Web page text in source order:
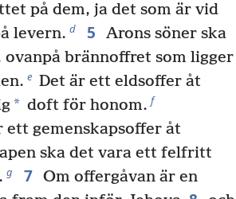
på dem, ja det som är vid
levern. d 5
Arons söner ska
brännoffret som ligger
e Det är ett eldsoffer åt
* doft för honom. f
ett gemenskapsoffer åt
ska det vara ett felfritt
g 7 Om offergåvan är en